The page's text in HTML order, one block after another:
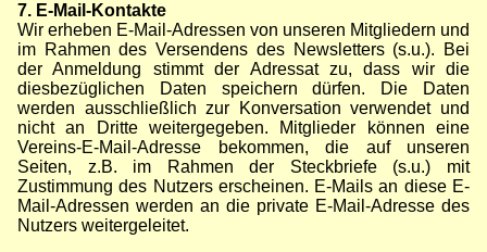
7. E-Mail-Kontakte
Wir erheben E-Mail-Adressen von unseren Mitgliedern und
im Rahmen des Versendens des Newsletters (s.u.). Bei
der Anmeldung stimmt der Adressat zu, dass wir die
diesbezüglichen Daten speichern dürfen. Die Daten
werden ausschließlich zur Konversation verwendet und
nicht an Dritte weitergegeben. Mitglieder können eine
Vereins-E-Mail-Adresse bekommen, die auf unseren
Seiten, z.B. im Rahmen der Steckbriefe (s.u.) mit
Zustimmung des Nutzers erscheinen. E-Mails an diese E-
Mail-Adressen werden an die private E-Mail-Adresse des
Nutzers weitergeleitet.